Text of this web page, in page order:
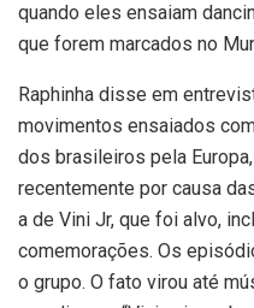
quando eles ensaiam
que forem marcados no
Raphinha disse em
movimentos ensaiados
dos brasileiros pela
recentemente por causa
a de Vini Jr, que foi alvo,
comemorações. Os
o grupo. O fato virou até